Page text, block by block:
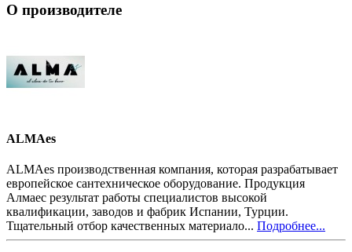
О производителе
ALMAes
ALMAes производственная компания, которая разрабатывает
европейское сантехническое оборудование. Продукция
Алмаес результат работы специалистов высокой
квалификации, заводов и фабрик Испании, Турции.
Тщательный отбор качественных материало... Подробнее...